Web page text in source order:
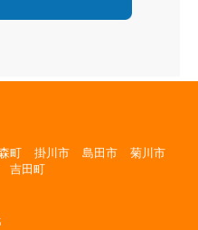
町 掛川市 島田市
菊川市
吉田町